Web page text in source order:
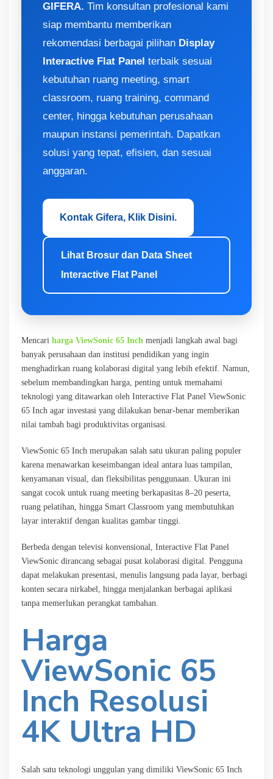
GIFERA. Tim konsultan profesional kami
siap membantu memberikan
rekomendasi berbagai pilihan Display
Interactive Flat Panel terbaik sesuai
kebutuhan ruang meeting, smart
classroom, ruang training, command
center, hingga kebutuhan perusahaan
maupun instansi pemerintah. Dapatkan
solusi yang tepat, efisien, dan sesuai
anggaran.
Kontak Gifera, Klik Disini.
Lihat Brosur dan Data Sheet
Interactive Flat Panel
Mencari harga ViewSonic 65 Inch menjadi langkah awal bagi
banyak perusahaan dan institusi pendidikan yang ingin
menghadirkan ruang kolaborasi digital yang lebih efektif. Namun,
sebelum membandingkan harga, penting untuk memahami
teknologi yang ditawarkan oleh Interactive Flat Panel ViewSonic
65 Inch agar investasi yang dilakukan benar-benar memberikan
nilai tambah bagi produktivitas organisasi.
ViewSonic 65 Inch merupakan salah satu ukuran paling populer
karena menawarkan keseimbangan ideal antara luas tampilan,
kenyamanan visual, dan fleksibilitas penggunaan. Ukuran ini
sangat cocok untuk ruang meeting berkapasitas 8–20 peserta,
ruang pelatihan, hingga Smart Classroom yang membutuhkan
layar interaktif dengan kualitas gambar tinggi.
Berbeda dengan televisi konvensional, Interactive Flat Panel
ViewSonic dirancang sebagai pusat kolaborasi digital. Pengguna
dapat melakukan presentasi, menulis langsung pada layar, berbagi
konten secara nirkabel, hingga menjalankan berbagai aplikasi
tanpa memerlukan perangkat tambahan.
Harga
ViewSonic 65
Inch Resolusi
4K Ultra HD
Salah satu teknologi unggulan yang dimiliki ViewSonic 65 Inch